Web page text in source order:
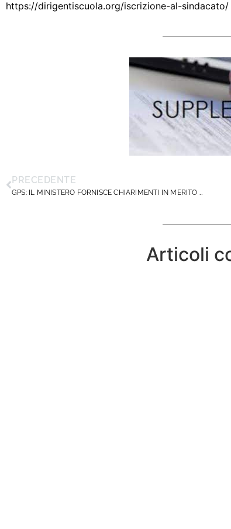
https://dirigentiscuola.org/iscrizione-al-sindacato/
PRECEDENTE
GPS: IL MINISTERO FORNISCE CHIARIMENTI IN MERITO ALLA VALUTAZIONE DEI MASTER UNIVERSITARI
Articoli